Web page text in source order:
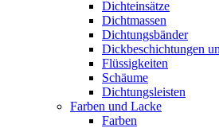
Dichteinsätze
Dichtmassen
Dichtungsbänder
Dickbeschichtungen
Flüssigkeiten
Schäume
Dichtungsleisten
Farben und Lacke
Farben